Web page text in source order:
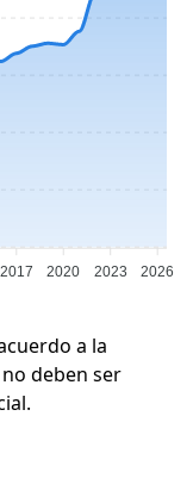
2017 2020 2023 2026
a la
deben ser